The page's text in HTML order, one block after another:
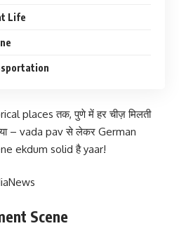
Life
places तक, पुणे में हर चीज़ मिलती
– vada pav से लेकर German
ekdum solid है yaar!
Scene